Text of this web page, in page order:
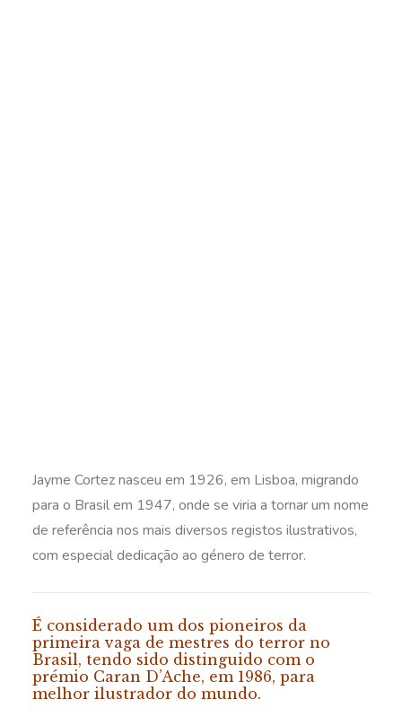
Jayme Cortez nasceu em 1926, em Lisboa, migrando
para o Brasil em 1947, onde se viria a tornar um nome
de referência nos mais diversos registos ilustrativos,
com especial dedicação ao género de terror.
É considerado um dos pioneiros da
primeira vaga de mestres do terror no
Brasil, tendo sido distinguido com o
prémio Caran D’Ache, em 1986, para
melhor ilustrador do mundo.